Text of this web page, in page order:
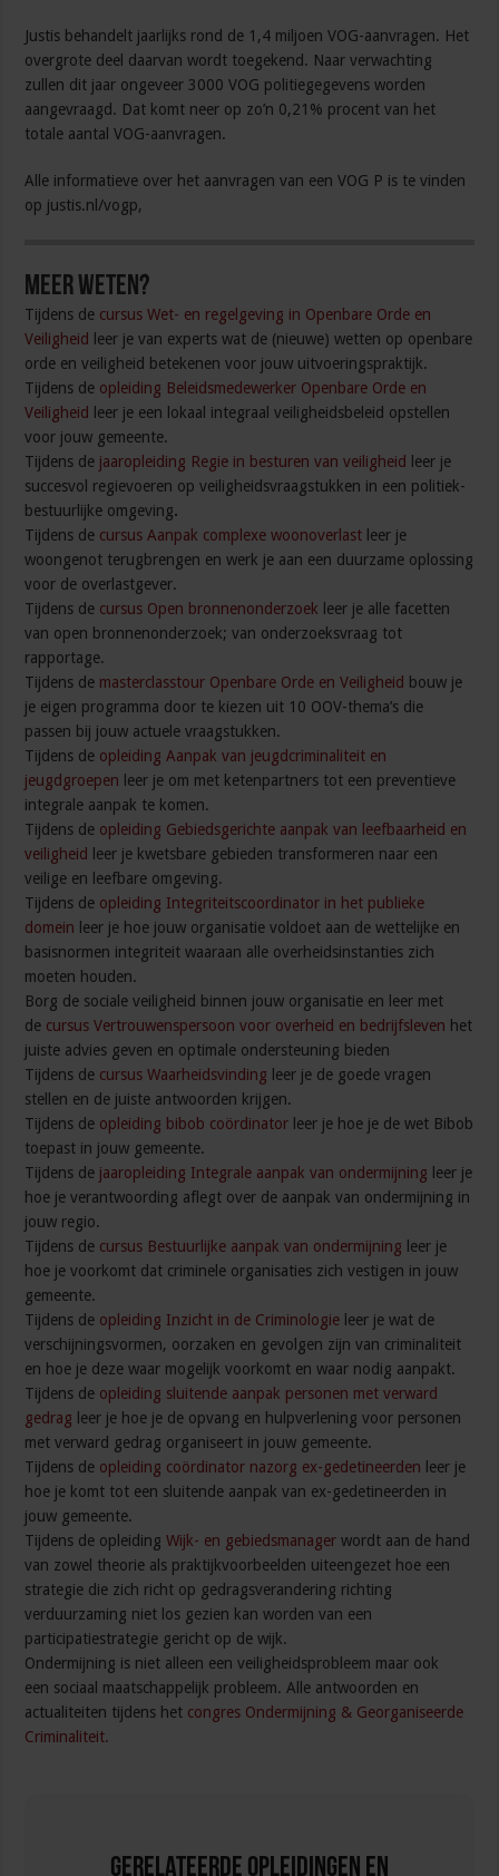
Justis behandelt jaarlijks rond de 1,4 miljoen VOG-aanvragen. Het
overgrote deel daarvan wordt toegekend. Naar verwachting
zullen dit jaar ongeveer 3000 VOG politiegegevens worden
aangevraagd. Dat komt neer op zo’n 0,21% procent van het
totale aantal VOG-aanvragen.
Alle informatieve over het aanvragen van een VOG P is te vinden
op justis.nl/vogp,
Meer weten?
Tijdens de cursus Wet- en regelgeving in Openbare Orde en
Veiligheid
leer je van experts wat de (nieuwe) wetten op openbare
orde en veiligheid betekenen voor jouw uitvoeringspraktijk.
Tijdens de opleiding Beleidsmedewerker Openbare Orde en
Veiligheid
leer je een lokaal integraal veiligheidsbeleid opstellen
voor jouw gemeente.
Tijdens de jaaropleiding Regie in besturen van veiligheid
leer je
succesvol regievoeren op veiligheidsvraagstukken in een politiek-
bestuurlijke omgeving.
Tijdens de cursus Aanpak complexe woonoverlast leer je
woongenot terugbrengen en werk je aan een duurzame oplossing
voor de overlastgever.
Tijdens de cursus Open bronnenonderzoek leer je alle facetten
van open bronnenonderzoek; van onderzoeksvraag tot
rapportage.
Tijdens de masterclasstour Openbare Orde en Veiligheid bouw je
je eigen programma door te kiezen uit 10 OOV-thema’s die
passen bij jouw actuele vraagstukken.
Tijdens de opleiding Aanpak van jeugdcriminaliteit en
jeugdgroepen leer je om met ketenpartners tot een preventieve
integrale aanpak te komen.
Tijdens de opleiding Gebiedsgerichte aanpak van leefbaarheid en
veiligheid
leer je kwetsbare gebieden transformeren naar een
veilige en leefbare omgeving.
Tijdens de opleiding Integriteitscoordinator in het publieke
domein leer je hoe jouw organisatie voldoet aan de wettelijke en
basisnormen integriteit waaraan alle overheidsinstanties zich
moeten houden.
Borg de sociale veiligheid binnen jouw organisatie en leer met
de cursus Vertrouwenspersoon voor overheid en bedrijfsleven het
juiste advies geven en optimale ondersteuning bieden
Tijdens de cursus Waarheidsvinding leer je de goede vragen
stellen en de juiste antwoorden krijgen.
Tijdens de opleiding bibob coördinator leer je hoe je de wet Bibob
toepast in jouw gemeente.
Tijdens de jaaropleiding Integrale aanpak van ondermijning leer je
hoe je verantwoording aflegt over de aanpak van ondermijning in
jouw regio.
Tijdens de cursus Bestuurlijke aanpak van ondermijning leer je
hoe je voorkomt dat criminele organisaties zich vestigen in jouw
gemeente.
Tijdens de opleiding Inzicht in de Criminologie leer je wat de
verschijningsvormen, oorzaken en gevolgen zijn van criminaliteit
en hoe je deze waar mogelijk voorkomt en waar nodig aanpakt.
Tijdens de opleiding sluitende aanpak personen met verward
gedrag leer je hoe je de opvang en hulpverlening voor personen
met verward gedrag organiseert in jouw gemeente.
Tijdens de opleiding coördinator nazorg ex-gedetineerden leer je
hoe je komt tot een sluitende aanpak van ex-gedetineerden in
jouw gemeente.
Tijdens de opleidingWijk- en gebiedsmanager wordt aan de hand
van zowel theorie als praktijkvoorbeelden uiteengezet hoe een
strategie die zich richt op gedragsverandering richting
verduurzaming niet los gezien kan worden van een
participatiestrategie gericht op de wijk.
Ondermijning is niet alleen een veiligheidsprobleem maar ook
een sociaal maatschappelijk probleem. Alle antwoorden en
actualiteiten tijdens het congres Ondermijning & Georganiseerde
Criminaliteit.
Gerelateerde Opleidingen en